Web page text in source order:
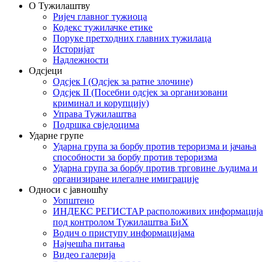
О Тужилаштву
Ријеч главног тужиоца
Кодекс тужилачке етике
Поруке претходних главних тужилаца
Историјат
Надлежности
Одсјеци
Одсјек I (Одсјек за ратне злочине)
Одсјек II (Посебни одсјек за организовани
криминал и корупцију)
Управа Тужилаштва
Подршка свједоцима
Ударне групе
Ударна група за борбу против тероризма и јачања
способности за борбу против тероризма
Ударна група за борбу против трговине људима и
организиране илегалне имиграције
Односи с јавношћу
Уопштено
ИНДЕКС РЕГИСТАР расположивих информација
под контролом Тужилаштва БиХ
Водич о приступу информацијама
Најчешћа питања
Видео галерија